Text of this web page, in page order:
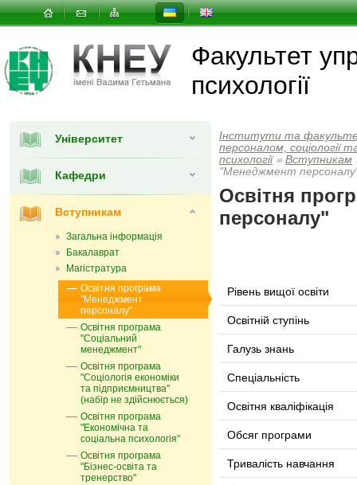
Факультет
психології
Університет
Кафедри
Вступникам
Загальна інформація
Бакалаврат
Магістратура
Освітня програма
"Менеджмент
персоналу"
Освітня програма
"Соціальний
менеджмент"
Освітня програма
"Соціологія економіки
та підприємництва"
(набір не здійснюється)
Освітня програма
"Економічна та
соціальна психологія"
Освітня програма
"Бізнес-освіта та
тренерство"
Інститути та
персоналом, соціології
психології » Вступникам
"Менеджмент
Освітня
персоналу"
Рівень вищої освіти
Освітній ступінь
Галузь знань
Спеціальність
Освітня кваліфікація
Обсяг програми
Тривалість навчання